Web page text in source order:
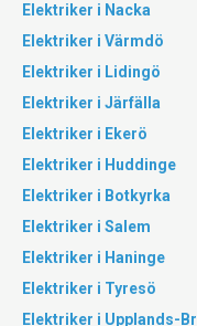
Elektriker i Nacka
Elektriker i Värmdö
Elektriker i Lidingö
Elektriker i Järfälla
Elektriker i Ekerö
Elektriker i Huddinge
Elektriker i Botkyrka
Elektriker i Salem
Elektriker i Haninge
Elektriker i Tyresö
Elektriker i Upplands-